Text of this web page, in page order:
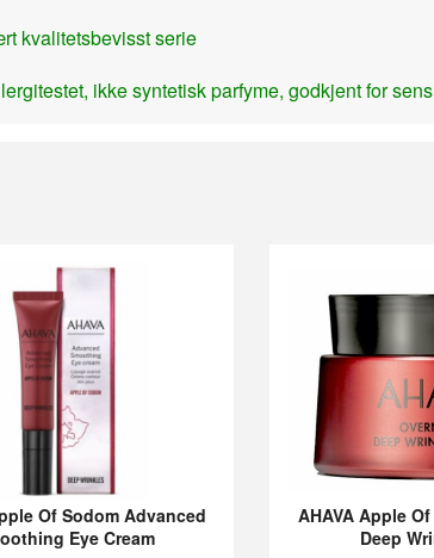
kvalitetsbevisst serie
ikke syntetisk parfyme, godkjent for
Of Sodom Advanced
Eye Cream
AHAVA Apple
Deep